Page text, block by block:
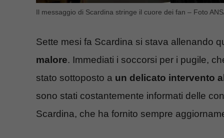
Il messaggio di Scardina stringe il cuore dei fan – Foto
Sette mesi fa Scardina si stava allenando
malore. Immediati i soccorsi per i pugile,
stato sottoposto a un delicato intervento
sono stati costantemente informati delle
Scardina, che ha fornito sempre